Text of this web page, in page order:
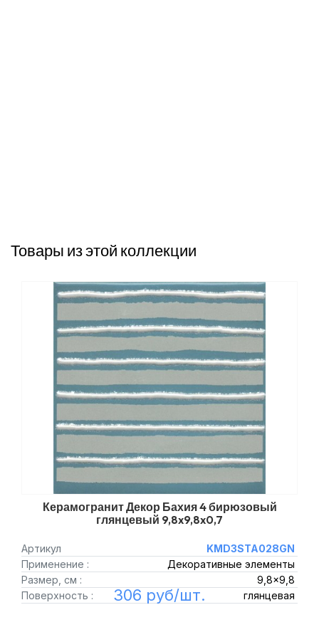
Товары из этой коллекции
Керамогранит Декор Бахия 4 бирюзовый
глянцевый 9,8x9,8x0,7
Артикул
KMD3STA028GN
Применение :
Декоративные элементы
Размер, см :
9,8x9,8
Поверхность :
глянцевая
306 руб/шт.